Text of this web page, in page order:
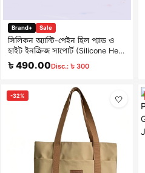
Brand+ Sale
সিলিকন অ্যান্টি-পেইন হিল প্যাড ও
হাইট ইনক্রিজ সাপোর্ট (Silicone Heel
Protector)
৳ 490.00Disc.: ৳ 300
-32% 🤍